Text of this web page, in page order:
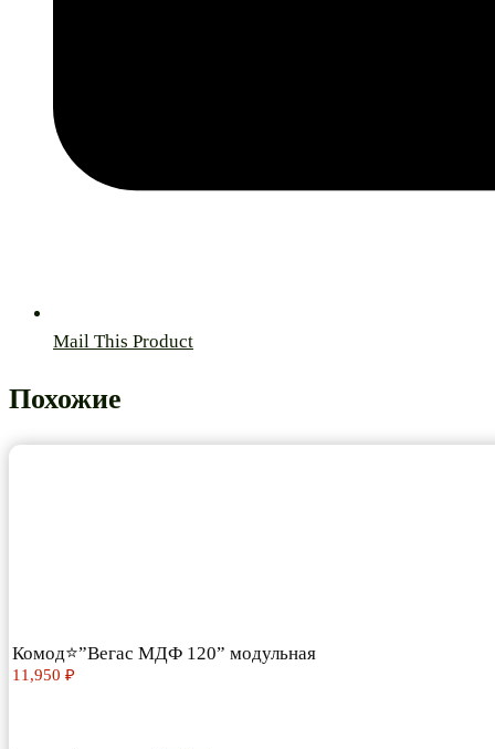
Mail This Product
Похожие
Комод⭐”Вегас МДФ 120” модульная
11,950 ₽